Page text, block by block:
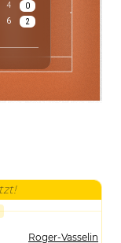
4
0
6 2
Roger-Vasselin